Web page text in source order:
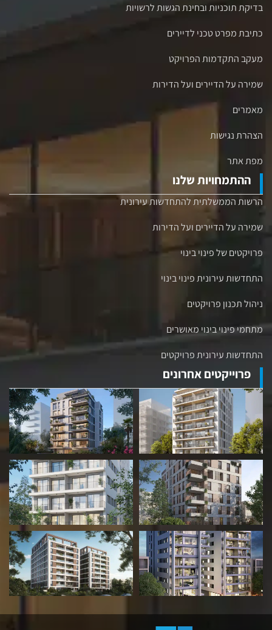
בדיקת תוכניות ובחינת הגשות לרשויות
כתיבת מפרט טכני לדיירים
מעקב התקדמות הפרויקט
שמירה על הדיירים ועל הדירות
מאמרים
הצהרת נגישות
מפת אתר
ההתמחויות שלנו
הרשות הממשלתית להתחדשות עירונית
שמירה על הדיירים ועל הדירות
פרויקטים של פינוי בינוי
התחדשות עירונית פינוי בינוי
ניהול תכנון פרויקטים
מתחמי פינוי בינוי מאושרים
התחדשות עירונית פרויקטים
פרוייקטים אחרונים